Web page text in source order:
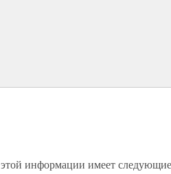
информации имеет следующие